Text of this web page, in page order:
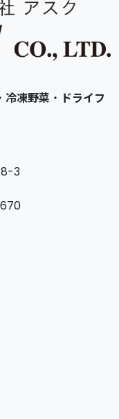
冷凍野菜 ・ ドライフ
8-3